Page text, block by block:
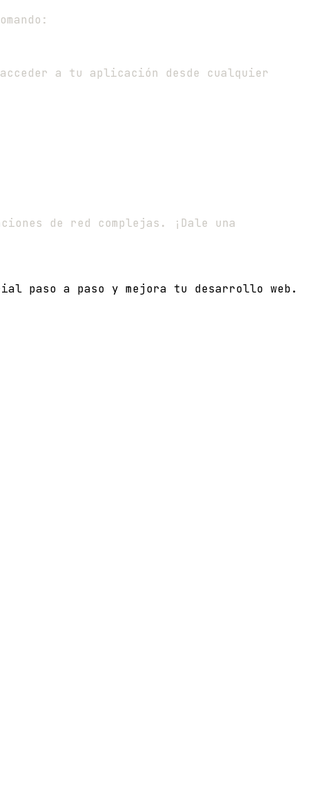
a tu aplicación desde cualquier
de red complejas. ¡Dale una
paso a paso y mejora tu desarrollo web.